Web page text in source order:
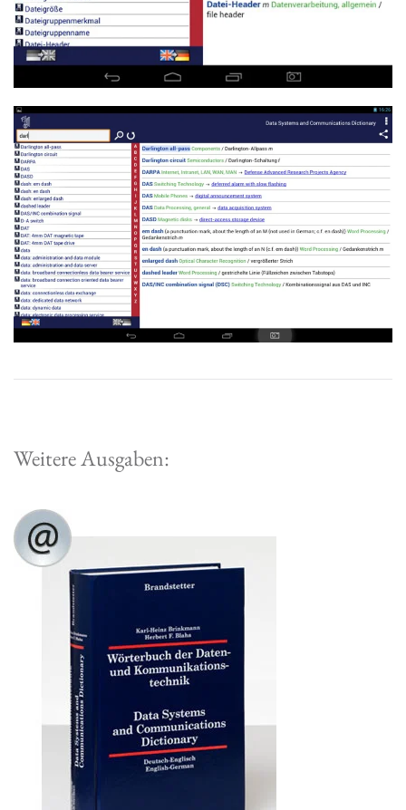
Read more
Weitere Ausgaben: